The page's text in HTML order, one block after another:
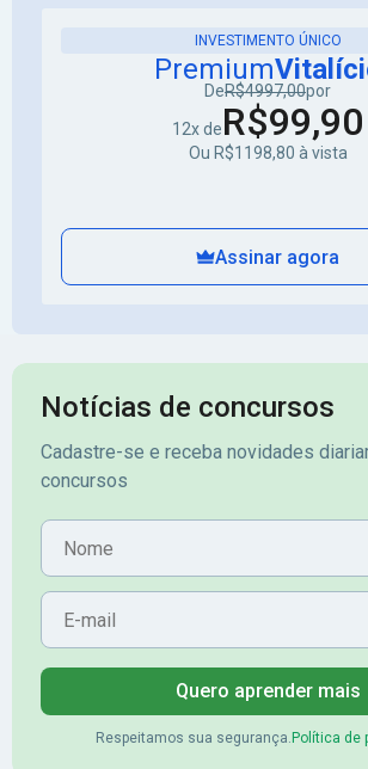
INVESTIMENTO ÚNICO
Premium
DeR$4997,00por
12x deR$99,90
Ou R$1198,80 à vista
Assinar agora
Notícias de concursos
Cadastre-se e receba novidades
concursos
Nome
E-mail
Quero aprender mais
Respeitamos sua segurança. Política de